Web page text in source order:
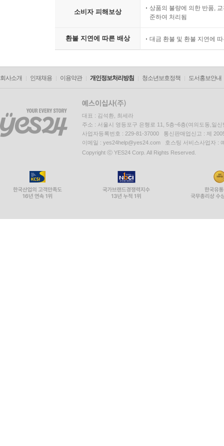
소비자 피해보상
상품의 불량에 의한 반품,
준하여 처리됨
환불 지연에 따른 배상 대금 환불 및 환불 지연에
회사소개 인재채용 이용약관 개인정보처리방침 청소년보호정책 도서홍보안내
대표 : 김석환, 최세라
주소 : 서울시 영등포구 은행로 11, 5층~6층(여의도동,일신
사업자등록번호 : 229-81-37000 통신판매업신고 : 제
이메일 : yes24help@yes24.com 호스팅 서비스사업자 :
Copyright ⓒ YES24 Corp. All Rights Reserved.